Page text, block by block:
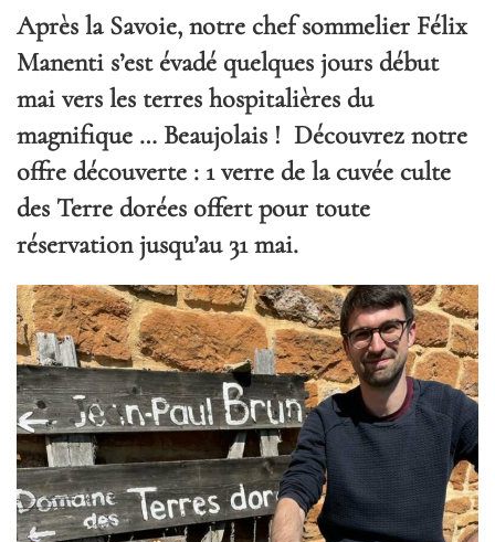
Après la Savoie, notre chef sommelier Félix
Manenti s’est évadé quelques jours début
mai vers les terres hospitalières du
magnifique … Beaujolais ! Découvrez notre
offre découverte : 1 verre de la cuvée culte
des Terre dorées offert pour toute
réservation jusqu’au 31 mai.